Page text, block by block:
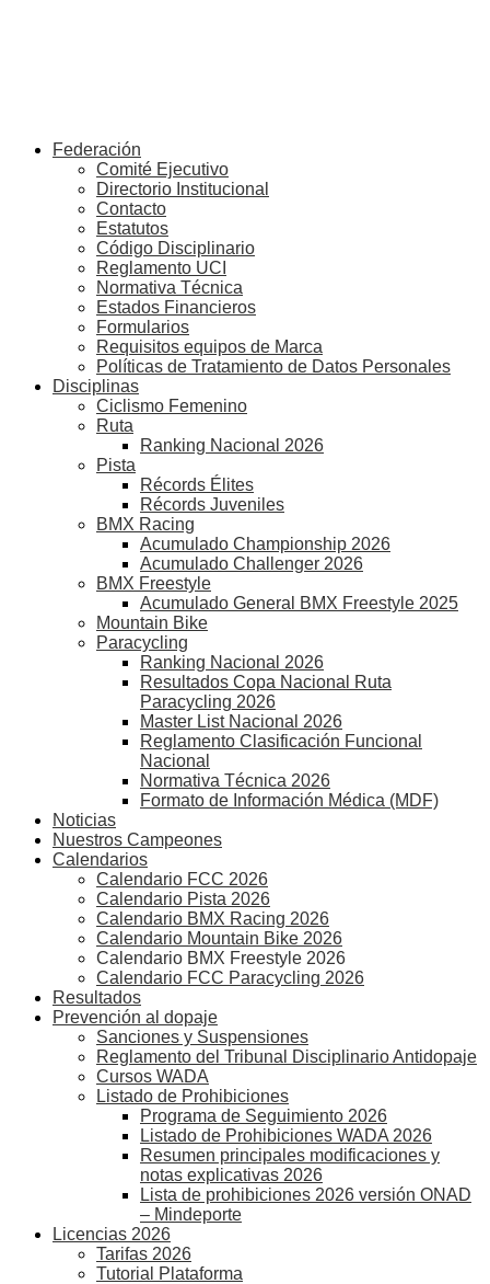
Federación
Comité Ejecutivo
Directorio Institucional
Contacto
Estatutos
Código Disciplinario
Reglamento UCI
Normativa Técnica
Estados Financieros
Formularios
Requisitos equipos de Marca
Políticas de Tratamiento de Datos Personales
Disciplinas
Ciclismo Femenino
Ruta
Ranking Nacional 2026
Pista
Récords Élites
Récords Juveniles
BMX Racing
Acumulado Championship 2026
Acumulado Challenger 2026
BMX Freestyle
Acumulado General BMX Freestyle 2025
Mountain Bike
Paracycling
Ranking Nacional 2026
Resultados Copa Nacional Ruta
Paracycling 2026
Master List Nacional 2026
Reglamento Clasificación Funcional
Nacional
Normativa Técnica 2026
Formato de Información Médica (MDF)
Noticias
Nuestros Campeones
Calendarios
Calendario FCC 2026
Calendario Pista 2026
Calendario BMX Racing 2026
Calendario Mountain Bike 2026
Calendario BMX Freestyle 2026
Calendario FCC Paracycling 2026
Resultados
Prevención al dopaje
Sanciones y Suspensiones
Reglamento del Tribunal Disciplinario Antidopaje
Cursos WADA
Listado de Prohibiciones
Programa de Seguimiento 2026
Listado de Prohibiciones WADA 2026
Resumen principales modificaciones y
notas explicativas 2026
Lista de prohibiciones 2026 versión ONAD
– Mindeporte
Licencias 2026
Tarifas 2026
Tutorial Plataforma